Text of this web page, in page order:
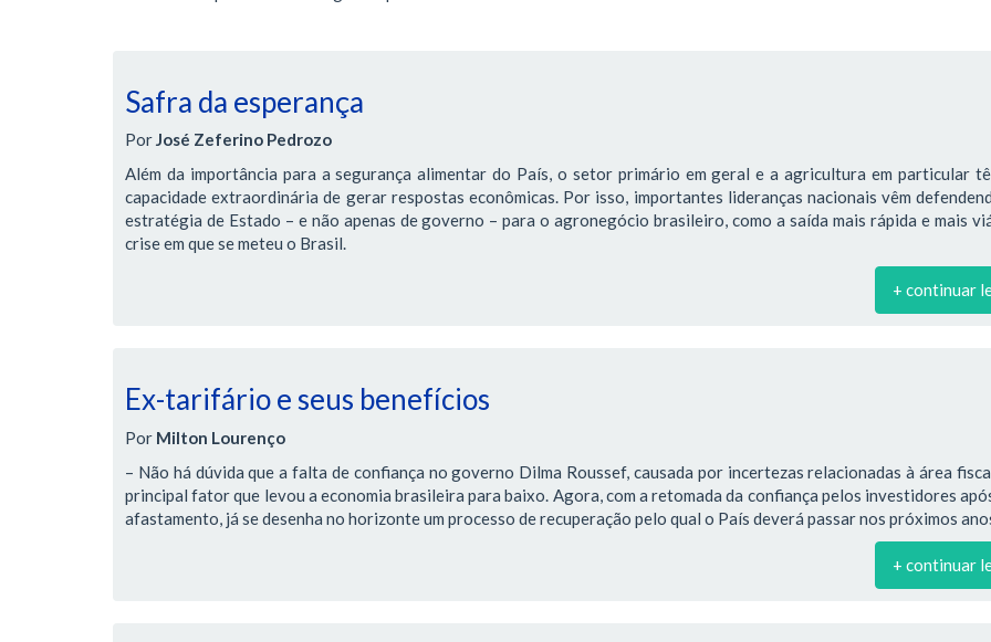
Safra da esperança
PorJosé Zeferino Pedrozo
Além da importância para a segurança alimentar do País, o setor primário em geral e a agricultura em particular
capacidade extraordinária de gerar respostas econômicas. Por isso, importantes lideranças nacionais vêm
estratégia de Estado – e não apenas de governo – para o agronegócio brasileiro, como a saída mais rápida e mais
crise em que se meteu o Brasil.
+ continuar
Ex-tarifário e seus benefícios
Por Milton Lourenço
– Não há dúvida que a falta de confiança no governo Dilma Roussef, causada por incertezas relacionadas à área
principal fator que levou a economia brasileira para baixo. Agora, com a retomada da confiança pelos investidores
afastamento, já se desenha no horizonte um processo de recuperação pelo qual o País deverá passar nos próximos
+ continuar